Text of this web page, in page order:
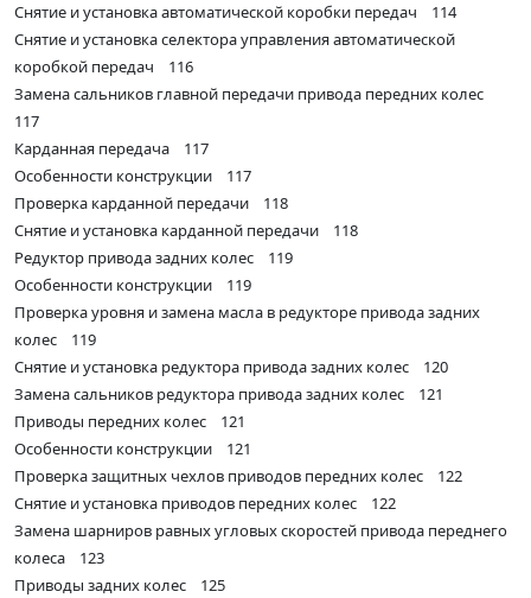
Снятие и установка автоматической коробки передач 114
Снятие и установка селектора управления автоматической
коробкой передач 116
Замена сальников главной передачи привода передних колес
117
Карданная передача 117
Особенности конструкции 117
Проверка карданной передачи 118
Снятие и установка карданной передачи 118
Редуктор привода задних колес 119
Особенности конструкции 119
Проверка уровня и замена масла в редукторе привода задних
колес 119
Снятие и установка редуктора привода задних колес 120
Замена сальников редуктора привода задних колес 121
Приводы передних колес 121
Особенности конструкции 121
Проверка защитных чехлов приводов передних колес 122
Снятие и установка приводов передних колес 122
Замена шарниров равных угловых скоростей привода переднего
колеса 123
Приводы задних колес 125